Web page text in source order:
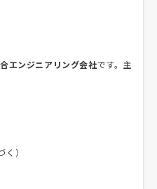
エンジニアリング会社です。主
く）